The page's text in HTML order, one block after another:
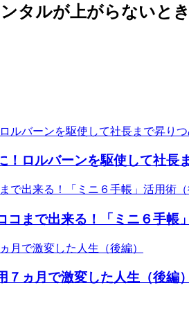
ンタルが上がらないと
！ロルバーンを駆使して社長
コまで出来る！「ミニ６手帳
７ヵ月で激変した人生（後編）